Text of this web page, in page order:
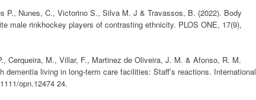
P., Nunes, C., Victorino S., Silva M. J & Travassos, B. (2022). Body
male rinkhockey players of contrasting ethnicity. PLOS ONE, 17(9),
Cerqueira, M., Villar, F., Martinez de Oliveira, J. M. & Afonso, R. M.
dementia living in long-term care facilities: Staff’s reactions. International
opn.12474 24.